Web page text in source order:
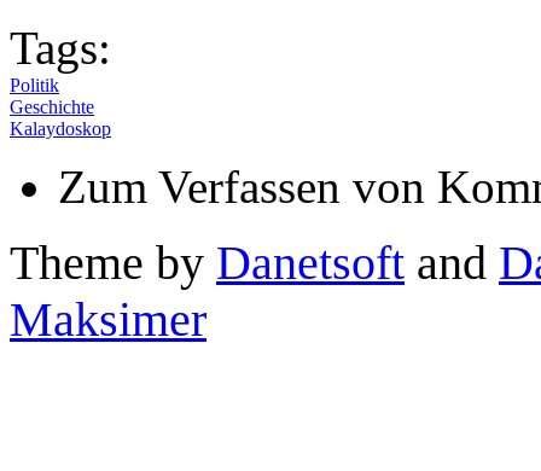
Tags:
Politik
Geschichte
Kalaydoskop
Zum Verfassen von
Theme by Danetsoft and
Maksimer